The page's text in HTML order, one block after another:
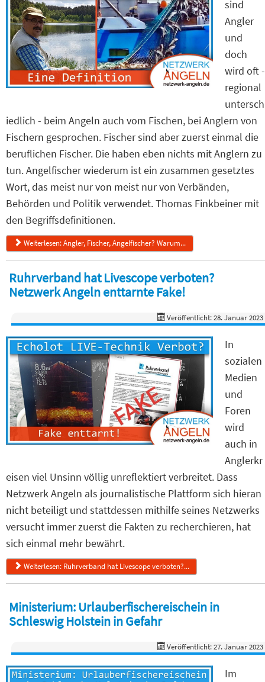
sind
Angler
und
doch
wird oft -
regional
untersch
iedlich - beim Angeln auch vom Fischen, bei Anglern von
Fischern gesprochen. Fischer sind aber zuerst einmal die
beruflichen Fischer. Die haben eben nichts mit Anglern zu
tun. Angelfischer wiederum ist ein zusammen gesetztes
Wort, das meist nur von meist nur von Verbänden,
Behörden und Politik verwendet. Thomas Finkbeiner mit
den Begriffsdefinitionen.
Weiterlesen: Angler, Fischer, Angelfischer? Warum...
Ruhrverband hat Livescope verboten?
Netzwerk Angeln enttarnte Fake!
Veröffentlicht: 28. Januar 2023
In
sozialen
Medien
und
Foren
wird
auch in
Anglerkr
eisen viel Unsinn völlig unreflektiert verbreitet. Dass
Netzwerk Angeln als journalistische Plattform sich hieran
nicht beteiligt und stattdessen mithilfe seines Netzwerks
versucht immer zuerst die Fakten zu recherchieren, hat
sich einmal mehr bewährt.
Weiterlesen: Ruhrverband hat Livescope verboten?...
Ministerium: Urlauberfischereischein in
Schleswig Holstein in Gefahr
Veröffentlicht: 27. Januar 2023
Im